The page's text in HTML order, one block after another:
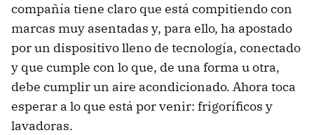
compañía tiene claro que está compitiendo con
marcas muy asentadas y, para ello, ha apostado
por un dispositivo lleno de tecnología, conectado
y que cumple con lo que, de una forma u otra,
debe cumplir un aire acondicionado. Ahora toca
esperar a lo que está por venir: frigoríficos y
lavadoras.